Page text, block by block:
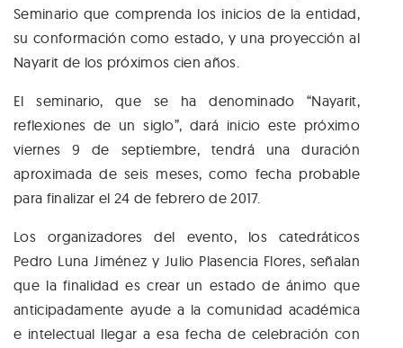
Seminario que comprenda los inicios de la entidad,
su conformación como estado, y una proyección al
Nayarit de los próximos cien años.
El seminario, que se ha denominado “Nayarit,
reflexiones de un siglo”, dará inicio este próximo
viernes 9 de septiembre, tendrá una duración
aproximada de seis meses, como fecha probable
para finalizar el 24 de febrero de 2017.
Los organizadores del evento, los catedráticos
Pedro Luna Jiménez y Julio Plasencia Flores, señalan
que la finalidad es crear un estado de ánimo que
anticipadamente ayude a la comunidad académica
e intelectual llegar a esa fecha de celebración con